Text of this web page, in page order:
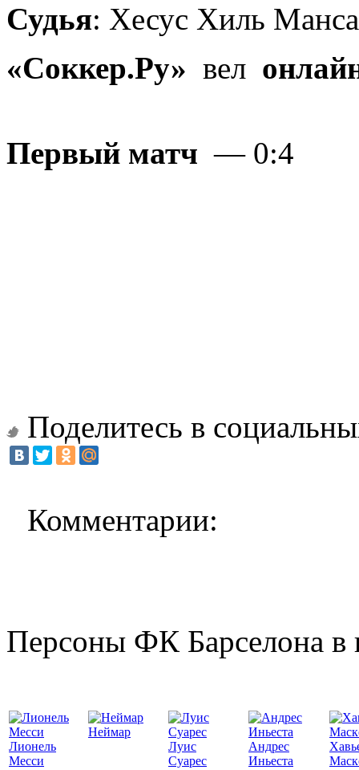
Судья: Хесус Хиль
«Соккер.Ру» вел
Первый матч — 0:4
Поделитесь в
Комментарии:
Персоны ФК Барселона в
Лионель
Месси
Неймар
Луис
Суарес
Андрес
Иньеста